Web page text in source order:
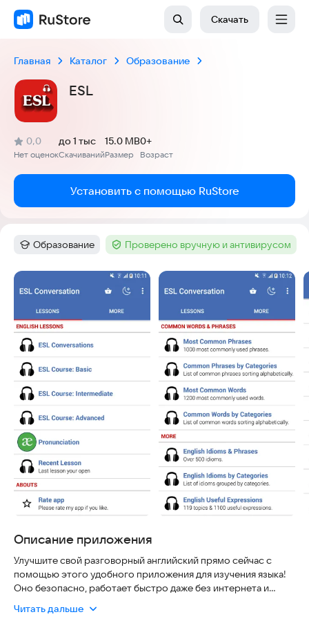
Скачать
Главная Каталог Образование
ESL
Рейтинг:
0,0
(
Нет оценок
)
Скачиваний
до 1 тыс
Размер
15.0 MB
Возраст
0+
Установить с помощью RuStore
Категория:
Образование Тег :Проверено вручную и антивирусом
Скриншоты
Описание приложения
Улучшите свой разговорный английский прямо сейчас с
помощью этого удобного приложения для изучения языка!
Оно безопасно, работает быстро даже без интернета и
помогут вам уверенно говорить на американском
Читать дальше